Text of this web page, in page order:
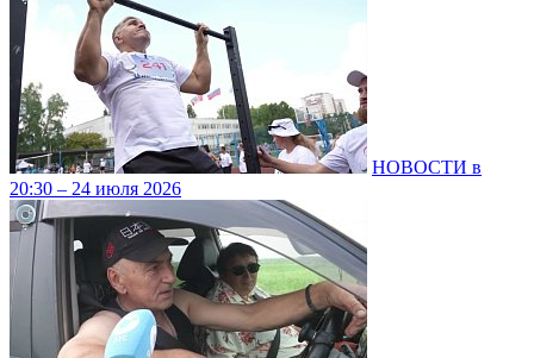
НОВОСТИ в
20:30 – 24 июля 2026